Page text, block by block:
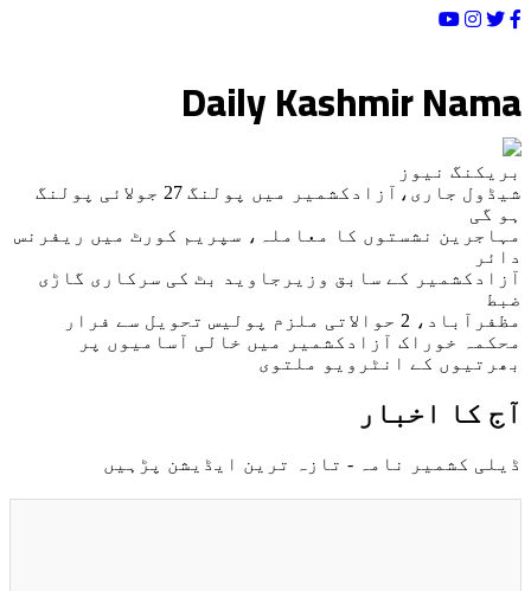
Daily Kashmir Nama
بریکنگ نیوز
شیڈول جاری،آزادکشمیر میں پولنگ 27 جولائی پولنگ
ہو گی
مہاجرین نشستوں کا معاملہ، سپریم کورٹ میں ریفرنس
دائر
آزادکشمیر کے سابق وزیرجاوید بٹ کی سرکاری گاڑی
ضبط
مظفرآباد، 2 حوالاتی ملزم پولیس تحویل سے فرار
محکمہ خوراک آزادکشمیر میں خالی آسامیوں پر
بھرتیوں کے انٹرویو ملتوی
آج کا اخبار
ڈیلی کشمیر نامہ - تازہ ترین ایڈیشن پڑہیں